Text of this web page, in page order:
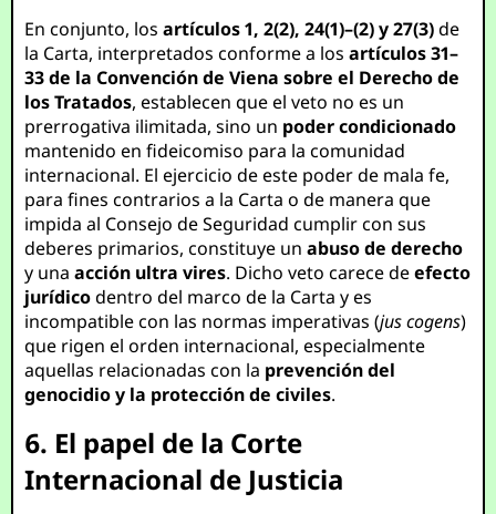
En conjunto, losartículos 1, 2(2), 24(1)–(2) y 27(3)de
la Carta, interpretados conforme a losartículos 31–
33 de la Convención de Viena sobre el Derecho de
los Tratados, establecen que el veto no es un
prerrogativa ilimitada, sino un poder condicionado
mantenido en fideicomiso para la comunidad
internacional. El ejercicio de este poder de mala fe,
para fines contrarios a la Carta o de manera que
impida al Consejo de Seguridad cumplir con sus
deberes primarios, constituye unabuso de derecho
y unaacción ultra vires. Dicho veto carece deefecto
jurídicodentro del marco de la Carta y es
incompatible con las normas imperativas (jus cogens)
que rigen el orden internacional, especialmente
aquellas relacionadas con la prevención del
genocidio y la protección de civiles.
6. El papel de la Corte
Internacional de Justicia